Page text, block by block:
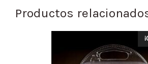
Productos